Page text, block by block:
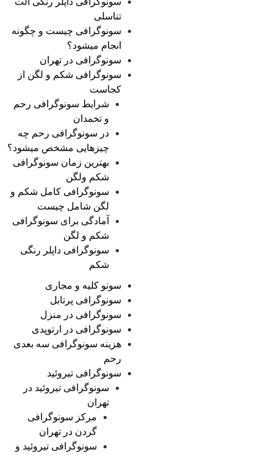
تناسلی
سونوگرافی چیست و چگونه
انجام میشود؟
سونوگرافی در تهران
سونوگرافی شکم و لگن از
کجاست
شرایط سونوگرافی رحم
و تخمدان
در سونوگرافی رحم چه
چیزهایی مشخص میشود؟
بهترین زمان سونوگرافی
شکم ولگن
سونوگرافی کامل شکم و
لگن شامل چیست
آمادگی برای سونوگرافی
شکم و لگن
سونوگرافی داپلر رنگی
شکم
سونو کلیه و مجاری
سونوگرافی پرتابل
سونوگرافی در منزل
سونوگرافی در ارتوپدی
هزینه سونوگرافی سه بعدی
رحم
سونوگرافی تیروئید
سونوگرافی تیروئید در
تهران
مرکز سونوگرافی
گردن در تهران
سونوگرافی تیروئید و